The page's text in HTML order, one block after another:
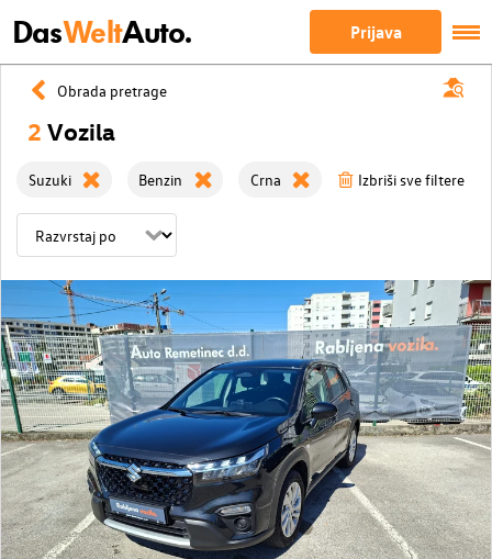
DasWeltAuto. Prijava
Obrada pretrage
2 Vozila
Suzuki Benzin Crna Izbriši sve filtere